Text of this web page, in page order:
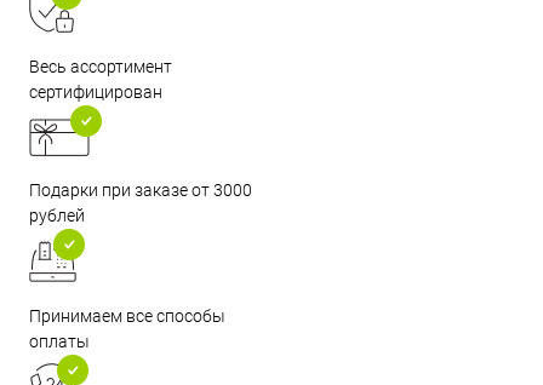
Весь ассортимент
сертифицирован
Подарки при заказе от 3000
рублей
Принимаем все способы
оплаты